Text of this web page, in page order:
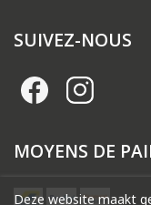
Deze website maakt
SUIVEZ-NOUS
MOYENS DE